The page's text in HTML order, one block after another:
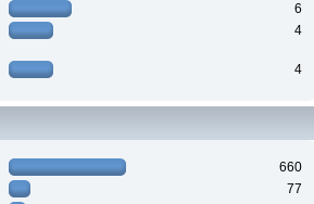
6
4
4
660
77